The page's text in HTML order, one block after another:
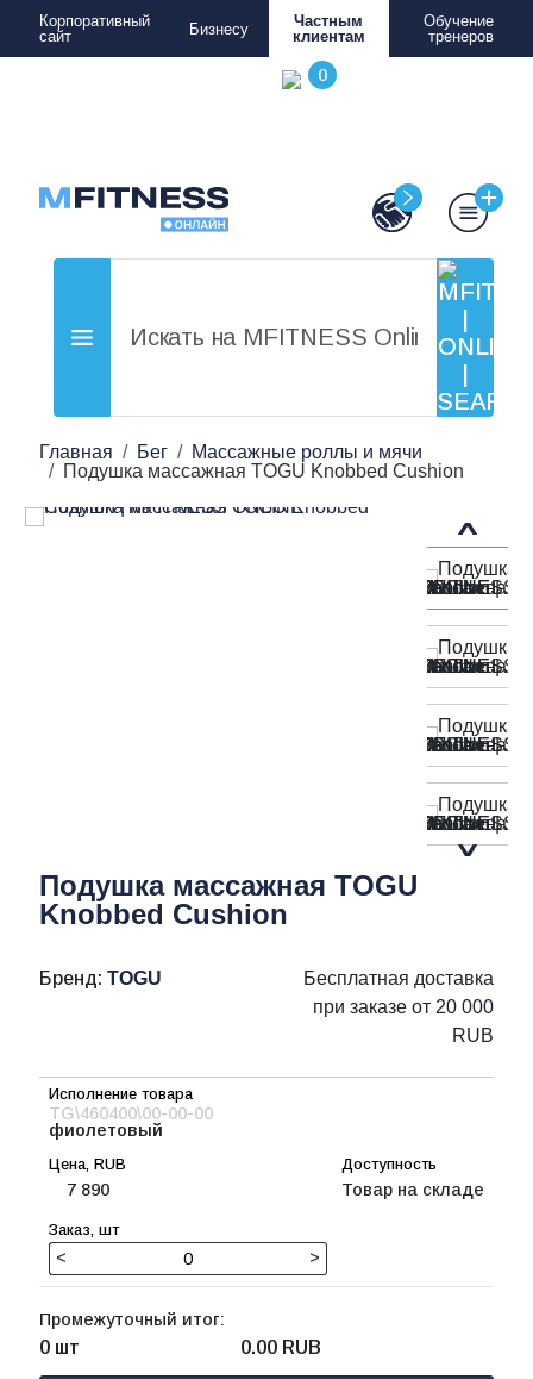
Корпоративный
сайт
Бизнесу
Частным
клиентам
Обучение
тренеров
Главная Бег
Массажные роллы и мячи
Подушка массажная TOGU Knobbed Cushion
Подушка массажная TOGU
Knobbed Cushion
Бренд: TOGU
Бесплатная доставка
при заказе от 20 000
RUB
TG\460400\00-00-00
фиолетовый
7 890 Товар на складе
< >
Промежуточный итог:
0 шт 0.00 RUB